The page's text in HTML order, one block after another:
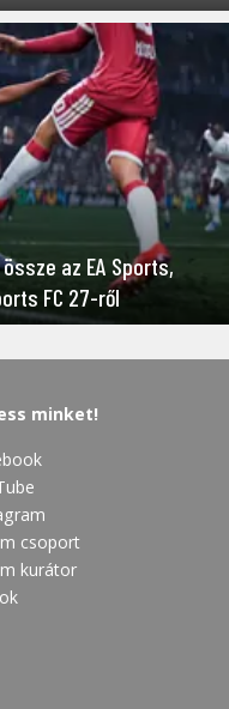
az EA Sports,
FC 27-ről
minket!
csoport
kurátor